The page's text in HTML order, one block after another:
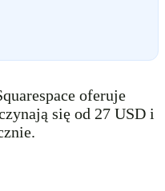
oferuje
się od 27 USD i